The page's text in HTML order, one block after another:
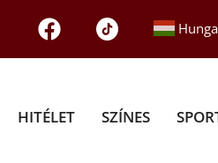
HITÉLET SZÍNES